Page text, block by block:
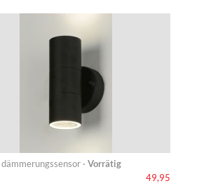
dämmerungssensor · Vorrätig
49,95